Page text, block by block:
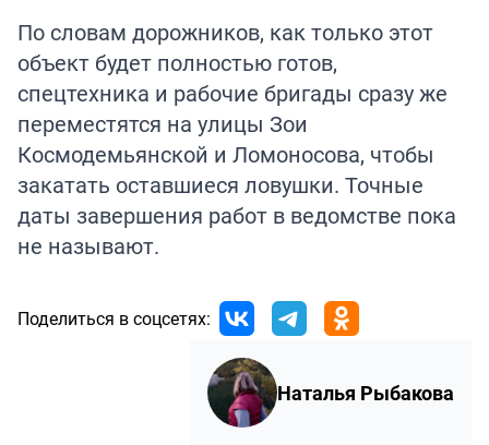
По словам дорожников, как только этот
объект будет полностью готов,
спецтехника и рабочие бригады сразу же
переместятся на улицы Зои
Космодемьянской и Ломоносова, чтобы
закатать оставшиеся ловушки. Точные
даты завершения работ в ведомстве пока
не называют.
Поделиться в соцсетях:
Наталья Рыбакова